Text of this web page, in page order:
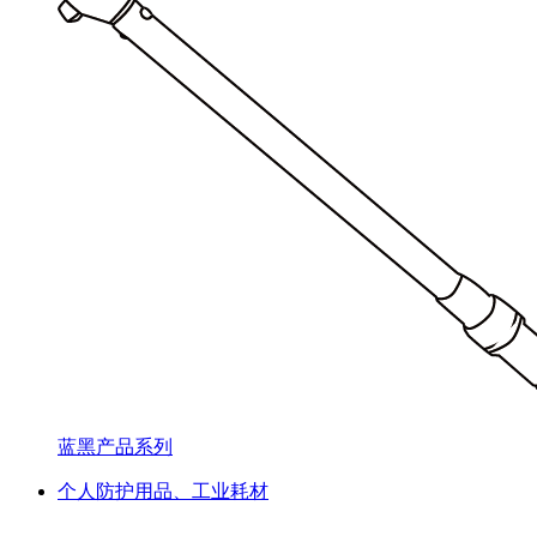
蓝黑产品系列
个人防护用品、工业耗材